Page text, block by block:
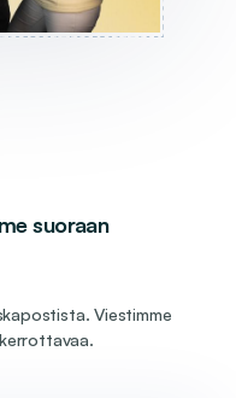
suoraan
Viestimme